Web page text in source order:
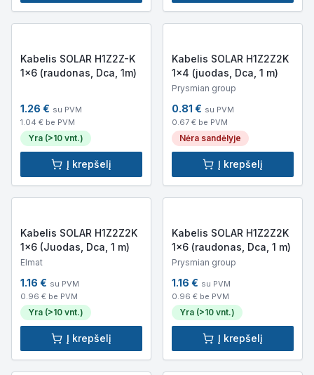
Kabelis SOLAR H1Z2Z-K
1x6 (raudonas, Dca, 1m)
1.26 € su PVM
1.04 € be PVM
Yra (>10 vnt.)
Į krepšelį
Kabelis SOLAR H1Z2Z2K
1x4 (juodas, Dca, 1 m)
Prysmian group
0.81 € su PVM
0.67 € be PVM
Nėra sandėlyje
Į krepšelį
Kabelis SOLAR H1Z2Z2K
1x6 (Juodas, Dca, 1 m)
Elmat
1.16 € su PVM
0.96 € be PVM
Yra (>10 vnt.)
Į krepšelį
Kabelis SOLAR H1Z2Z2K
1x6 (raudonas, Dca, 1 m)
Prysmian group
1.16 € su PVM
0.96 € be PVM
Yra (>10 vnt.)
Į krepšelį